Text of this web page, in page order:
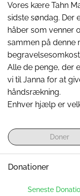
Vores kære Tahn
sidste søndag. Der
håber som venner
sammen på
Alle de penge, der
vi til Janna for at
håndsrækning.
Enhver hjælp er
Doner
Donationer
Seneste